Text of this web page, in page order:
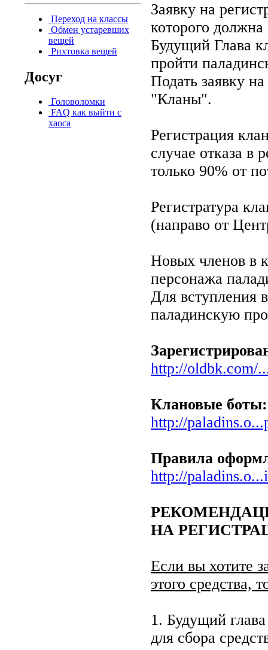
Переход на классы
Обмен устаревших
вещей
Рихтовка вещей
Досуг
Головоломки
FAQ как выйти с
хаоса
Заявку на
которого
Будущий Глава
пройти
Подать заявку
"Кланы".
Регистрация
случае отказа в
только 90% от
Регистратура
(направо от
Новых членов в
персонажа
Для вступления
паладинскую
http://oldbk.com/
Клановые боты:
http://
Правила
http://
НА
Если вы хотите
этого средства,
1. Будущий
для сбора